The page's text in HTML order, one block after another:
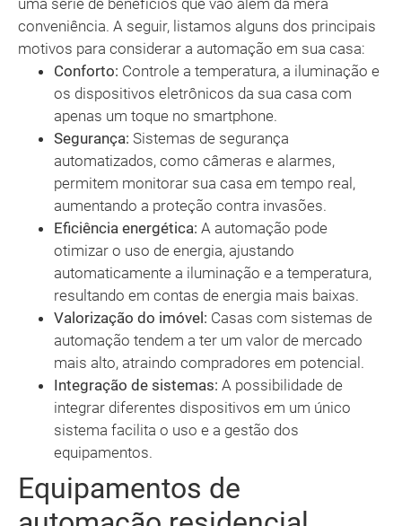
uma série de benefícios que vão além da mera
conveniência. A seguir, listamos alguns dos principais
motivos para considerar a automação em sua casa:
Conforto: Controle a temperatura, a iluminação e
os dispositivos eletrônicos da sua casa com
apenas um toque no smartphone.
Segurança: Sistemas de segurança
automatizados, como câmeras e alarmes,
permitem monitorar sua casa em tempo real,
aumentando a proteção contra invasões.
Eficiência energética: A automação pode
otimizar o uso de energia, ajustando
automaticamente a iluminação e a temperatura,
resultando em contas de energia mais baixas.
Valorização do imóvel: Casas com sistemas de
automação tendem a ter um valor de mercado
mais alto, atraindo compradores em potencial.
Integração de sistemas: A possibilidade de
integrar diferentes dispositivos em um único
sistema facilita o uso e a gestão dos
equipamentos.
Equipamentos de